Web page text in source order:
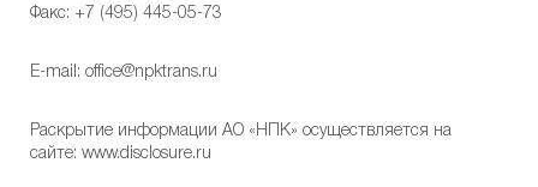
Факс: +7 (495) 445-05-73
E-mail: office@npktrans.ru
Раскрытие информации АО «НПК» осуществляется на
сайте: www.disclosure.ru